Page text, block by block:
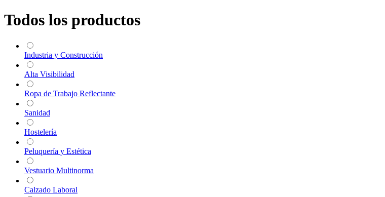
Todos los productos
Industria y Construcción
Alta Visibilidad
Ropa de Trabajo Reflectante
Sanidad
Hostelería
Peluquería y Estética
Vestuario Multinorma
Calzado Laboral